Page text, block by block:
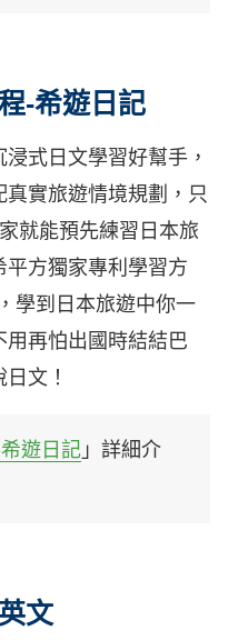
-希遊日記
浸式日文學習好幫手，
實旅遊情境規劃，只
就能預先練習日本旅
方獨家專利學習方
學到日本旅遊中你一
再怕出國時結結巴
文！
遊日記 」詳細介
文